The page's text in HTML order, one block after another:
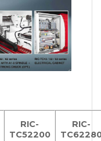
RIC-
TC52200
RIC-